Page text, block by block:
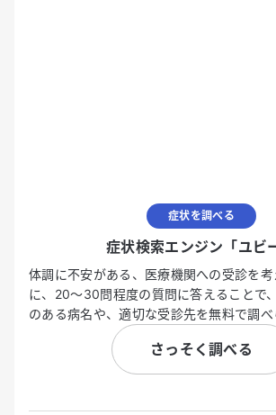
症状を調べる
症状検索エンジン「ユビ
体調に不安がある、医療機関への受診を
に、20〜30問程度の質問に答えることで
のある病名や、適切な受診先を無料で調べ
さっそく調べる